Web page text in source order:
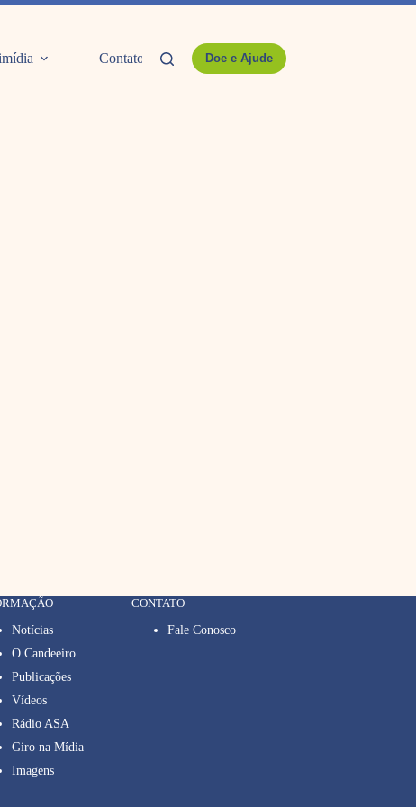
Contato Doe e Ajude
Notícias
O Candeeiro
Publicações
Vídeos
Rádio ASA
Giro na Mídia
Imagens
CONTATO
Fale Conosco